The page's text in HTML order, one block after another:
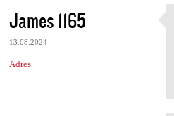
James 1165
13.08.2024
Adres